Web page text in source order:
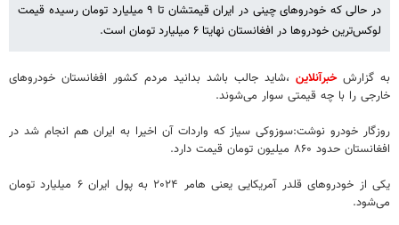
در حالی که خودروهای چینی در ایران قیمتشان تا ۹ میلیارد تومان رسیده قیمت
لوکس‌ترین خودروها در افغانستان نهایتا ۶ میلیارد تومان است.
به گزارشخبرآنلاین ،شاید جالب باشد بدانید مردم کشور افغانستان خودروهای
خارجی را با چه قیمتی سوار می‌شوند.
روزگار خودرو نوشت:سوزوکی سیاز که واردات آن اخیرا به ایران هم انجام شد در
افغانستان حدود ۸۶۰ میلیون تومان قیمت دارد.
یکی از خودروهای قلدر آمریکایی یعنی هامر ۲۰۲۴ به پول ایران ۶ میلیارد تومان
می‌شود.